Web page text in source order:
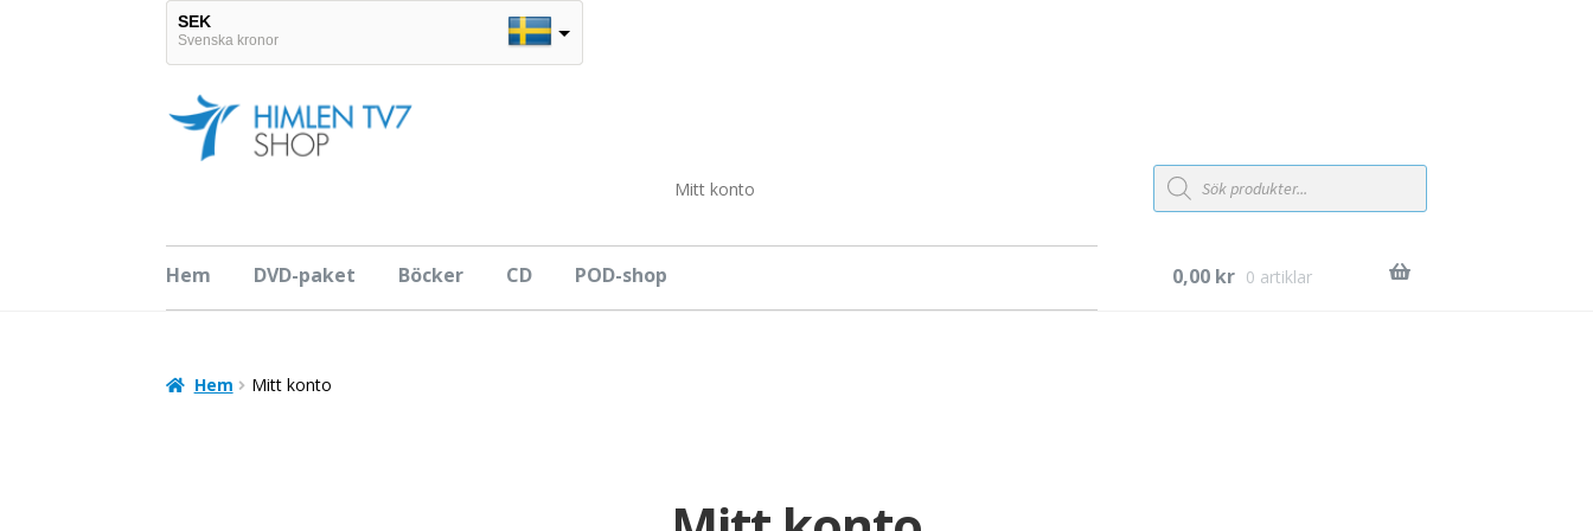
SEK
Svenska kronor
Euro
Hoppa
till
navigering
Hoppa
till
innehåll
Mitt konto
Products
search
Hem DVD-paket Böcker CD POD-shop 0,00 kr 0 artiklar
Hem Mitt konto